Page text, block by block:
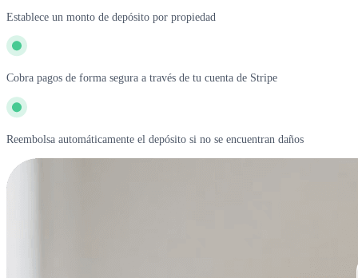
Establece un monto de depósito por propiedad
Cobra pagos de forma segura a través de tu cuenta de Stripe
Reembolsa automáticamente el depósito si no se encuentran daños